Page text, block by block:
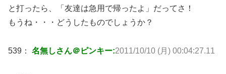
と打ったら、「友達は急用で帰ったよ」だってさ！
もうね・・・どうしたものでしょうか？
539： 名無しさん＠ピンキー:2011/10/10 (月) 00:04:27.11